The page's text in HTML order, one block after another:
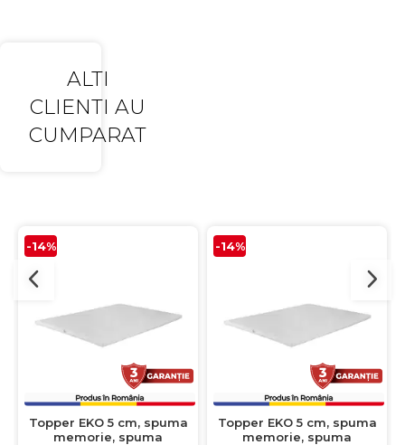
ALTI
CLIENTI AU
CUMPARAT
-14%
Topper EKO 5 cm, spuma
memorie, spuma
-14%
Topper EKO 5 cm, spuma
memorie, spuma